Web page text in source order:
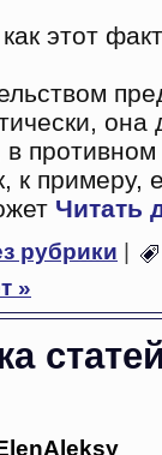
этот
в
к примеру,
Читать
рубрики
»